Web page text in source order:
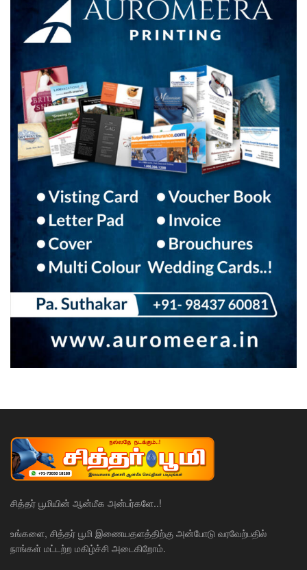
சித்தர் பூமியின் ஆன்மீக அன்பர்களே..!
உங்களை, சித்தர் பூமி இணையதளத்திற்கு அன்போடு வரவேற்பதில்
நாங்கள் மட்டற்ற மகிழ்ச்சி அடைகிறோம்.